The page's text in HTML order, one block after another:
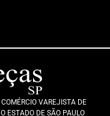
VAREJISTA DE
ESTADO DE SÃO PAULO